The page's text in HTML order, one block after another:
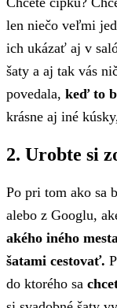
len niečo veľmi
ich ukázať aj v
šaty a aj tak vás
povedala, keď to
krásne aj iné
2. Urobte si
Po pri tom ako sa
alebo z Googlu,
akého iného
šatami cestovať.
do ktorého sa